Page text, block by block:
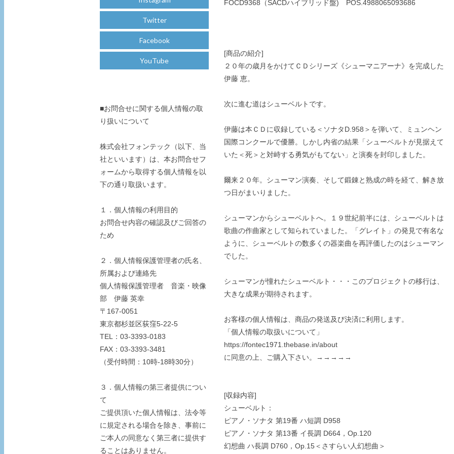
FOCD9368（SACDハイブリッド盤) POS.4988065093686
[商品の紹介]
２０年の歳月をかけてＣＤシリーズ《シューマニアーナ》を完成した
伊藤 恵。
次に進む道はシューベルトです。
伊藤は本ＣＤに収録している＜ソナタD.958＞を弾いて、ミュンヘン
国際コンクールで優勝。しかし内省の結果「シューベルトが見据えて
いた＜死＞と対峙する勇気がもてない」と演奏を封印しました。
爾来２０年。シューマン演奏、そして鍛錬と熟成の時を経て、解き放
つ日がまいりました。
シューマンからシューベルトへ。１９世紀前半には、シューベルトは
歌曲の作曲家として知られていました。「グレイト」の発見で有名な
ように、シューベルトの数多くの器楽曲を再評価したのはシューマン
でした。
シューマンが憧れたシューベルト・・・このプロジェクトの移行は、
大きな成果が期待されます。
お客様の個人情報は、商品の発送及び決済に利用します。
「個人情報の取扱いについて」
https://fontec1971.thebase.in/about
に同意の上、ご購入下さい。→→→→→
[収録内容]
シューベルト：
ピアノ・ソナタ 第19番 ハ短調 D958
ピアノ・ソナタ 第13番 イ長調 D664，Op.120
幻想曲 ハ長調 D760，Op.15＜さすらい人幻想曲＞
Twitter
Facebook
YouTube
■お問合せに関する個人情報の取
り扱いについて
株式会社フォンテック（以下、当
社といいます）は、本お問合せフ
ォームから取得する個人情報を以
下の通り取扱います。
１．個人情報の利用目的
お問合せ内容の確認及びご回答の
ため
２．個人情報保護管理者の氏名、
所属および連絡先
個人情報保護管理者 音楽・映像
部 伊藤 英幸
〒167-0051
東京都杉並区荻窪5-22-5
TEL：03-3393-0183
FAX：03-3393-3481
（受付時間：10時-18時30分）
３．個人情報の第三者提供につい
て
ご提供頂いた個人情報は、法令等
に規定される場合を除き、事前に
ご本人の同意なく第三者に提供す
ることはありません。